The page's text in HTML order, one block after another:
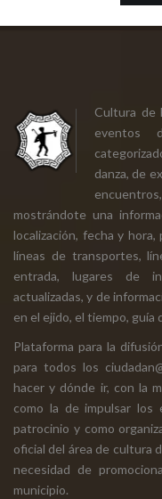
Cultura de
eventos
danza, de
mostrándote una
localización, fecha y
líneas de transportes,
entrada, lugares de
actualizadas, y de
en el ejido, el tiempo, guía
Plataforma para la
para todos los
hacer y dónde ir, con la
como la de impulsar los
patrocinio y como
oficial del área de cultura
necesidad de
municipio.